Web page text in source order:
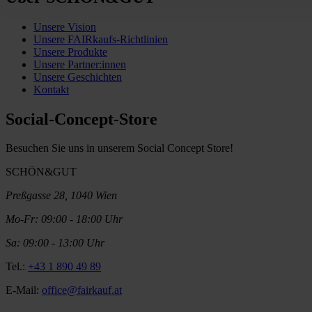
Unsere Vision
Unsere FAIRkaufs-Richtlinien
Unsere Produkte
Unsere Partner:innen
Unsere Geschichten
Kontakt
Social-Concept-Store
Besuchen Sie uns in unserem Social Concept Store!
SCHÖN&GUT
Preßgasse 28, 1040 Wien
Mo-Fr: 09:00 - 18:00 Uhr
Sa: 09:00 - 13:00 Uhr
Tel.: +43 1 890 49 89
E-Mail: office@fairkauf.at